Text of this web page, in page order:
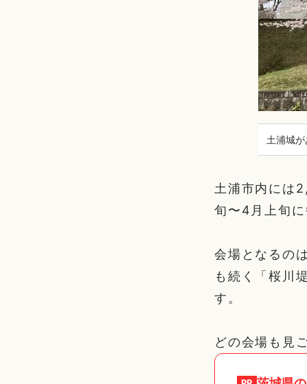
土浦城
土浦市内には
旬〜4月上旬に
会場となるの
も続く「桜川
す。
どの会場も見